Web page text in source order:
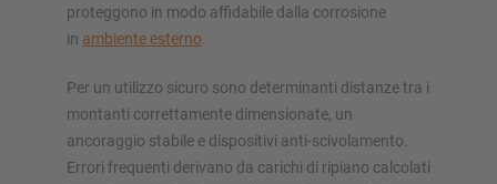
proteggono in modo affidabile dalla corrosione
in ambiente esterno.
Per un utilizzo sicuro sono determinanti distanze tra i
montanti correttamente dimensionate, un
ancoraggio stabile e dispositivi anti-scivolamento.
Errori frequenti derivano da carichi di ripiano calcolati